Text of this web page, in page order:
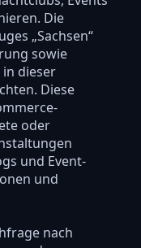
Die
„Sachsen“
sowie
dieser
Diese
oder
und Event-
und
nach